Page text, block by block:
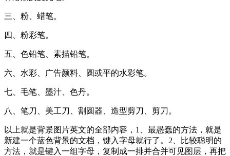
三、粉、蜡笔。
四、粉彩笔。
五、色铅笔、素描铅笔。
六、水彩、广告颜料、圆或平的水彩笔。
七、毛笔、墨汁、色丹。
八、笔刀、美工刀、割圆器、造型剪刀、剪刀。
以上就是背景图片英文的全部内容，1、最愚蠢的方法，就是
新建一个蓝色背景的文档，键入字母就行了。2、比较聪明的
方法，就是键入一组字母，复制成一排并合并可见图层，再把